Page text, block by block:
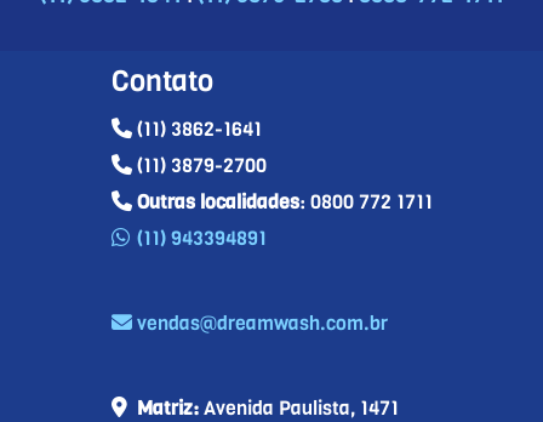
Contato
(11) 3862-1641
(11) 3879-2700
Outras localidades: 0800 772 1711
(11) 943394891
vendas@dreamwash.com.br
Matriz:Avenida Paulista, 1471